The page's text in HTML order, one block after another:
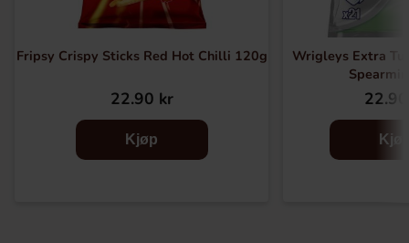
Fripsy Crispy Sticks Red Hot Chilli 120g
22.90 kr
Kjøp
Wrigleys Extra